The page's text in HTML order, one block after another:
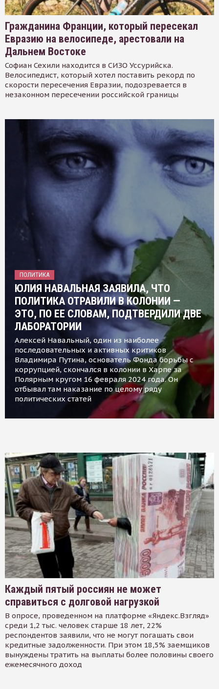
Гражданина Франции, который пересекал
Евразию на велосипеде, арестовали на
Дальнем Востоке
Софиан Сехили находится в СИЗО Уссурийска.
Велосипедист, который хотел поставить рекорд по
скорости пересечения Евразии, подозревается в
незаконном пересечении российской границы
ПОЛИТИКА
ЮЛИЯ НАВАЛЬНАЯ ЗАЯВИЛА, ЧТО
ПОЛИТИКА ОТРАВИЛИ В КОЛОНИИ —
ЭТО, ПО ЕЕ СЛОВАМ, ПОДТВЕРДИЛИ ДВЕ
ЛАБОРАТОРИИ
Алексей Навальный, один из наиболее
последовательных и активных критиков
Владимира Путина, основатель Фонда борьбы с
коррупцией, скончался в колонии в Харпе за
Полярным кругом 16 февраля 2024 года. Он
отбывал там наказание по целому ряду
политических статей
Каждый пятый россиян не может
справиться с долговой нагрузкой
В опросе, проведенном на платформе «Яндекс.Взгляд»
среди 1,2 тыс. человек старше 18 лет, 22%
респондентов заявили, что не могут погашать свои
кредитные задолженности. При этом 18,5% заемщиков
вынуждены тратить на выплаты более половины своего
ежемесячного доход